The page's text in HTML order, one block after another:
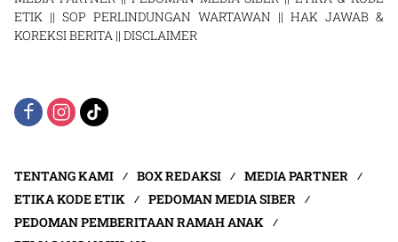
ETIK || SOP PERLINDUNGAN WARTAWAN || HAK JAWAB &
KOREKSI BERITA || DISCLAIMER
TENTANG KAMI BOX REDAKSI
MEDIA PARTNER
ETIKA KODE ETIK
PEDOMAN MEDIA SIBER
PEDOMAN PEMBERITAAN RAMAH ANAK